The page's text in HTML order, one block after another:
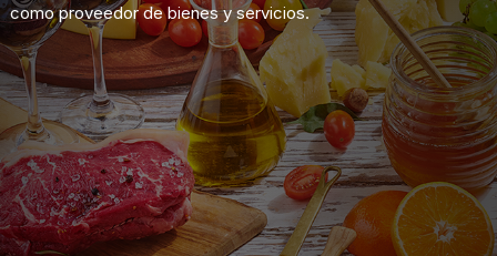
como proveedor de bienes y servicios.